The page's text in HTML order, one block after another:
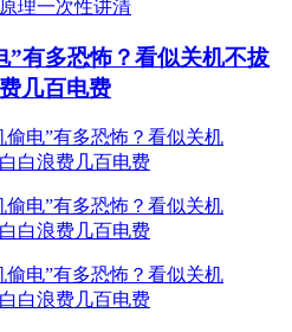
”有多恐怖？看似关机不拔
几百电费